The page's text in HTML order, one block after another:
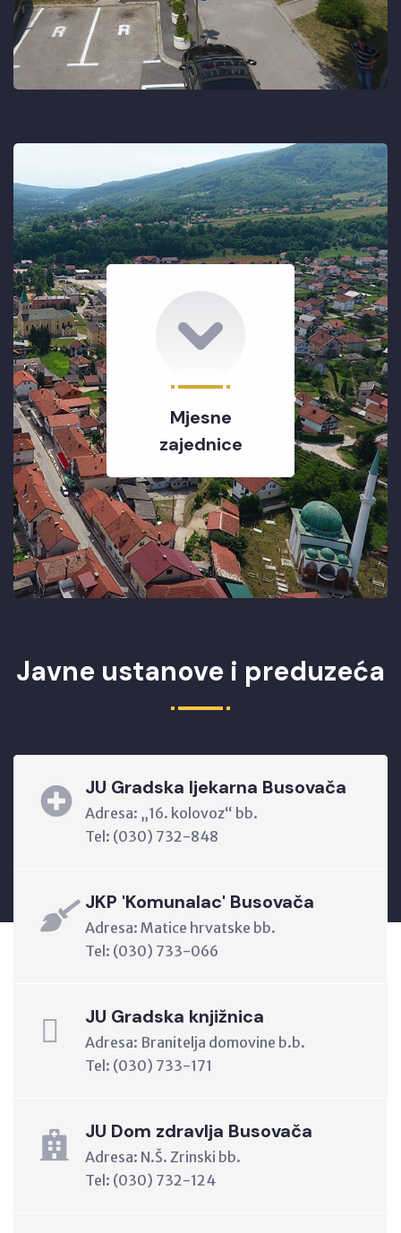
Mjesne
zajednice
Javne ustanove i preduzeća
JU Gradska ljekarna Busovača
Adresa: „16. kolovoz“ bb.
Tel: (030) 732-848
JKP 'Komunalac' Busovača
Adresa: Matice hrvatske bb.
Tel: (030) 733-066
JU Gradska knjižnica
Adresa: Branitelja domovine b.b.
Tel: (030) 733-171
JU Dom zdravlja Busovača
Adresa: N.Š. Zrinski bb.
Tel: (030) 732-124